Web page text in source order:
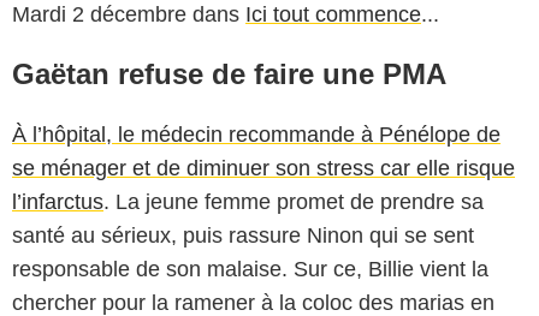
Mardi 2 décembre dans Ici tout commence...
Gaëtan refuse de faire une PMA
À l’hôpital, le médecin recommande à Pénélope de
se ménager et de diminuer son stress car elle risque
l’infarctus. La jeune femme promet de prendre sa
santé au sérieux, puis rassure Ninon qui se sent
responsable de son malaise. Sur ce, Billie vient la
chercher pour la ramener à la coloc des marias en